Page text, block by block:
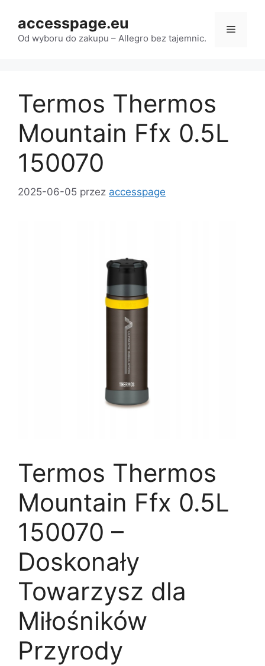
treści
accesspage.eu
Od wyboru do zakupu – Allegro bez tajemnic.
Menu
Termos Thermos
Mountain Ffx 0.5L
150070
2025-06-05 przez accesspage
Termos Thermos
Mountain Ffx 0.5L
150070 –
Doskonały
Towarzysz dla
Miłośników
Przyrody